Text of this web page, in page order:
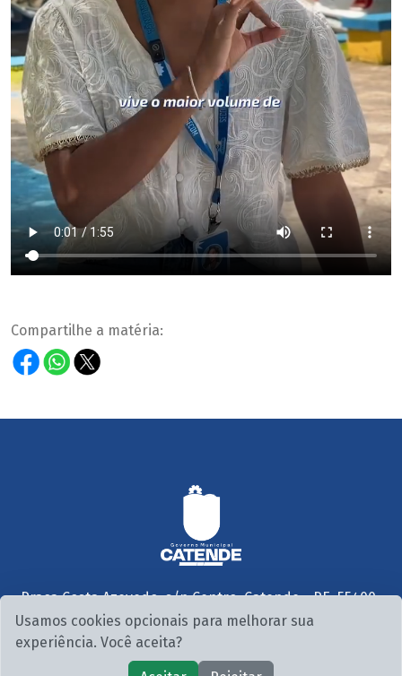
Compartilhe a matéria:
Praça Costa Azevedo, s/n Centro, Catende - PE, 55400-
000
Seg. a Sex. 07:30 às 13:00
Usamos cookies opcionais para melhorar sua
experiência. Você aceita?